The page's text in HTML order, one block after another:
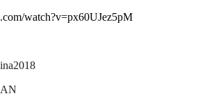
watch?v=px60UJez5pM